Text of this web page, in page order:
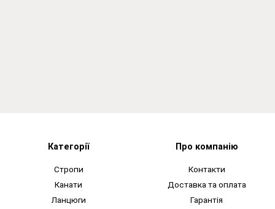
Категорії
Стропи
Канати
Ланцюги
Про компанію
Контакти
Доставка та оплата
Гарантія